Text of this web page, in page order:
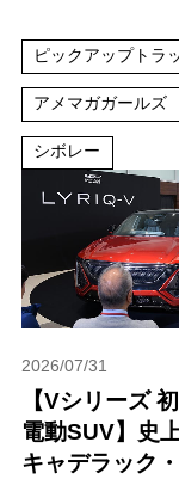
ピックアップトラ
アメマガガールズ
シボレー
2026/07/31
【Vシリーズ
電動SUV】史
キャデラック